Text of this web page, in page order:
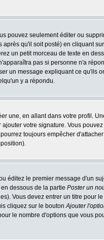
pouvez seulement éditer ou
qu'il soit posté) en cliquant
un petit morceau de texte en
pas si personne n'a
un message expliquant ce qu'ils
y a répondu.
une, en allant dans votre profil.
votre signature. Vous
toujours empêcher
éditez le premier message d'un
dessous de la partie Poster un
Vous devez entrer un titre pour
cliquez sur le boutonAjouter
le nombre d'options que vous